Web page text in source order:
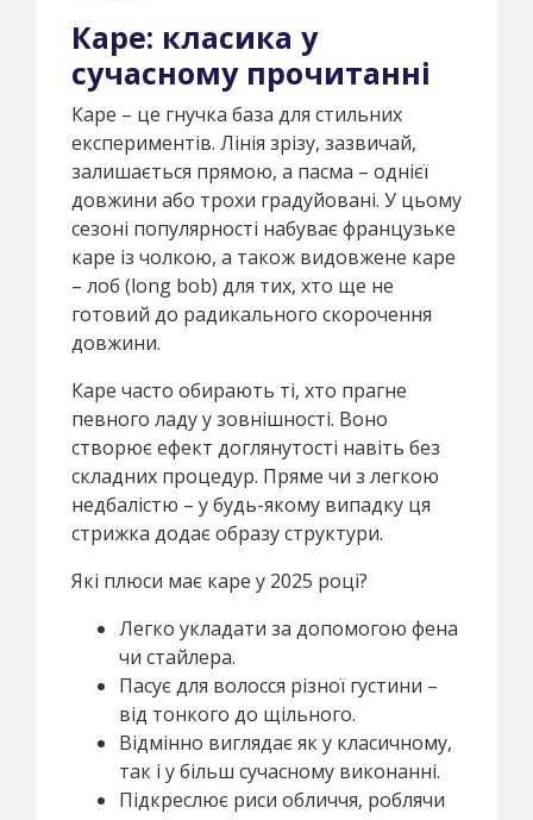
Каре: класика у
сучасному прочитанні
Каре – це гнучка база для стильних
експериментів. Лінія зрізу, зазвичай,
залишається прямою, а пасма – однієї
довжини або трохи градуйовані. У цьому
сезоні популярності набуває французьке
каре із чолкою, а також видовжене каре
– лоб (long bob) для тих, хто ще не
готовий до радикального скорочення
довжини.
Каре часто обирають ті, хто прагне
певного ладу у зовнішності. Воно
створює ефект доглянутості навіть без
складних процедур. Пряме чи з легкою
недбалістю – у будь-якому випадку ця
стрижка додає образу структури.
Які плюси має каре у 2025 році?
Легко укладати за допомогою фена
чи стайлера.
Пасує для волосся різної густини –
від тонкого до щільного.
Відмінно виглядає як у класичному,
так і у більш сучасному виконанні.
Підкреслює риси обличчя, роблячи